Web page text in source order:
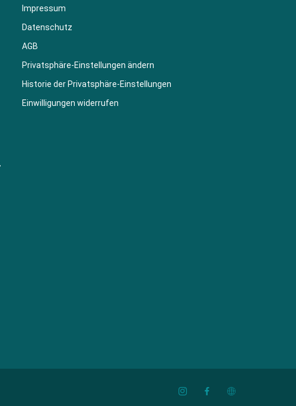
Impressum
Datenschutz
AGB
Privatsphäre-Einstellungen ändern
Historie der Privatsphäre-Einstellungen
Einwilligungen widerrufen